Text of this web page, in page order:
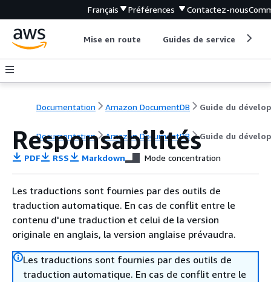
Français Préférences Contactez-nous
Mise en route Guides de service
Documentation Amazon DocumentDB
Documentation Amazon DocumentDB Guide du
Responsabilités
PDF RSS Markdown Mode concentration
Les traductions sont fournies par des outils de
traduction automatique. En cas de conflit entre le
contenu d'une traduction et celui de la version
originale en anglais, la version anglaise prévaudra.
Les traductions sont fournies par des outils de
traduction automatique. En cas de conflit entre le